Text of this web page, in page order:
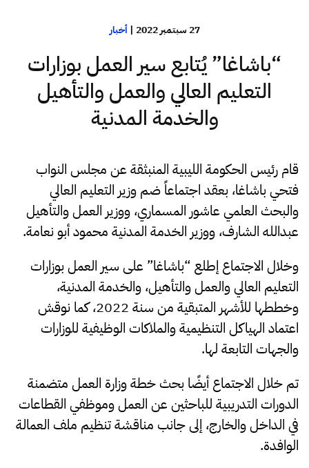
27 سبتمبر 2022 |أخبار
“باشاغا” يُتابع سير العمل بوزارات
التعليم العالي والعمل والتأهيل
والخدمة المدنية
قام رئيس الحكومة الليبية المنبثقة عن مجلس النواب
فتحي باشاغا، بعقد اجتماعاً ضم وزير التعليم العالي
والبحث العلمي عاشور المسماري، ووزير العمل والتأهيل
عبدالله الشارف، ووزير الخدمة المدنية محمود أبو نعامة.
وخلال الاجتماع إطلع “باشاغا” على سير العمل بوزارات
التعليم العالي والعمل والتأهيل، والخدمة المدنية،
وخططها للأشهر المتبقية من سنة 2022، كما نوقش
اعتماد الهياكل التنظيمية والملاكات الوظيفية للوزارات
والجهات التابعة لها.
تم خلال الاجتماع أيضًا بحث خطة وزارة العمل متضمنة
الدورات التدريبية للباحثين عن العمل وموظفي القطاعات
في الداخل والخارج، إلى جانب مناقشة تنظيم ملف العمالة
الوافدة.